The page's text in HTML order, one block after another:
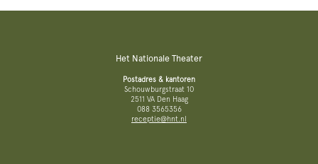
Het Nationale Theater
Postadres & kantoren
Schouwburgstraat 10
2511 VA Den Haag
088 3565356
receptie@hnt.nl